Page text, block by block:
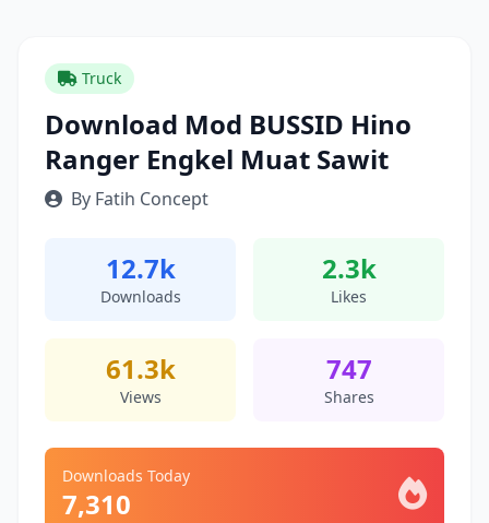
Truck
Download Mod BUSSID Hino
Ranger Engkel Muat Sawit
By Fatih Concept
12.7k
Downloads
2.3k
Likes
61.3k
Views
747
Shares
Downloads Today
7,310